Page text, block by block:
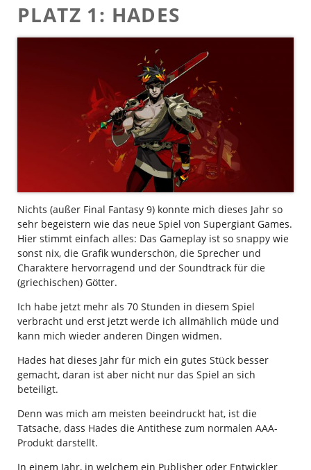
PLATZ 1: HADES
Nichts (außer Final Fantasy 9) konnte mich dieses Jahr so
sehr begeistern wie das neue Spiel von Supergiant Games.
Hier stimmt einfach alles: Das Gameplay ist so snappy wie
sonst nix, die Grafik wunderschön, die Sprecher und
Charaktere hervorragend und der Soundtrack für die
(griechischen) Götter.
Ich habe jetzt mehr als 70 Stunden in diesem Spiel
verbracht und erst jetzt werde ich allmählich müde und
kann mich wieder anderen Dingen widmen.
Hades hat dieses Jahr für mich ein gutes Stück besser
gemacht, daran ist aber nicht nur das Spiel an sich
beteiligt.
Denn was mich am meisten beeindruckt hat, ist die
Tatsache, dass Hades die Antithese zum normalen AAA-
Produkt darstellt.
In einem Jahr, in welchem ein Publisher oder Entwickler